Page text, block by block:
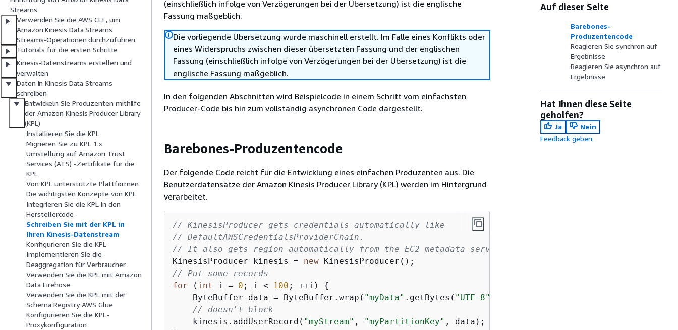
Streams
Verwenden Sie die AWS CLI , um
Amazon Kinesis Data Streams
Streams-Operationen durchzuführen
Tutorials für die ersten Schritte
Kinesis-Datenstreams erstellen und
verwalten
Daten in Kinesis Data Streams
schreiben
Entwickeln Sie Produzenten mithilfe
der Amazon Kinesis Producer Library
(KPL)
Installieren Sie die KPL
Migrieren Sie zu KPL 1.x
Umstellung auf Amazon Trust
Services (ATS) -Zertifikate für die
KPL
Von KPL unterstützte Plattformen
Die wichtigsten Konzepte von KPL
Integrieren Sie die KPL in den
Herstellercode
Schreiben Sie mit der KPL in
Ihren Kinesis-Datenstream
Konfigurieren Sie die KPL
Implementieren Sie die
Deaggregation für Verbraucher
Verwenden Sie die KPL mit Amazon
Data Firehose
Verwenden Sie die KPL mit der
Schema Registry AWS Glue
Konfigurieren Sie die KPL-
Proxykonfiguration
(einschließlich infolge von Verzögerungen bei der Übersetzung) ist die englische
Fassung maßgeblich.
Die vorliegende Übersetzung wurde maschinell erstellt. Im Falle eines Konflikts oder
eines Widerspruchs zwischen dieser übersetzten Fassung und der englischen
Fassung (einschließlich infolge von Verzögerungen bei der Übersetzung) ist die
englische Fassung maßgeblich.
In den folgenden Abschnitten wird Beispielcode in einem Schritt vom einfachsten
Producer-Code bis hin zum vollständig asynchronen Code dargestellt.
Barebones-Produzentencode
Der folgende Code reicht für die Entwicklung eines einfachen Produzenten aus. Die
Benutzerdatensätze der Amazon Kinesis Producer Library (KPL) werden im Hintergrund
verarbeitet.
// KinesisProducer gets credentials automatically like
// DefaultAWSCredentialsProviderChain.
// It also gets region automatically from the EC2 metadata service.
KinesisProducer kinesis = new
// Put some records
for ( int i = 0 ; i < 100 ; ++i) {
    ByteBuffer data = ByteBuffer.wrap(
"myData" .getBytes( "UTF-8"
// doesn't block
    kinesis.addUserRecord(
"myStream" , "myPartitionKey" , data);
Auf dieser Seite
Barebones-
Produzentencode
Reagieren Sie synchron auf
Ergebnisse
Reagieren Sie asynchron auf
Ergebnisse
Hat Ihnen diese Seite
geholfen?
Ja
Nein
Feedback geben